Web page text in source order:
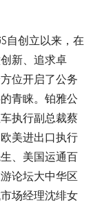
自创立以来，在
新、追求卓
位开启了公务
青睐。铂雅公
执行副总裁蔡
美进出口执行
、美国运通百
论坛大中华区
场经理沈绯女